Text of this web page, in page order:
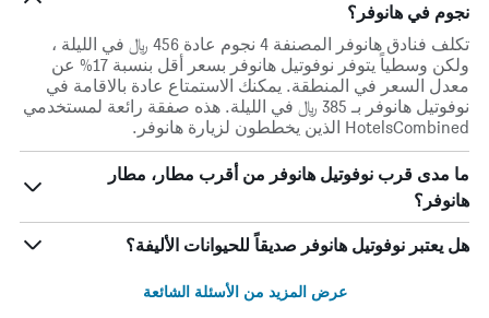
نجوم في هانوفر؟
تكلف فنادق هانوفر المصنفة 4 نجوم عادة 456 ﷼ في الليلة ،
ولكن وسطياً يتوفر نوفوتيل هانوفر بسعر أقل بنسبة 17% عن
معدل السعر في المنطقة. يمكنك الاستمتاع عادة بالاقامة في
نوفوتيل هانوفر بـ 385 ﷼ في الليلة. هذه صفقة رائعة لمستخدمي
HotelsCombined الذين يخططون لزيارة هانوفر.
ما مدى قرب نوفوتيل هانوفر من أقرب مطار، مطار
هانوفر؟
هل يعتبر نوفوتيل هانوفر صديقاً للحيوانات الأليفة؟
عرض المزيد من الأسئلة الشائعة